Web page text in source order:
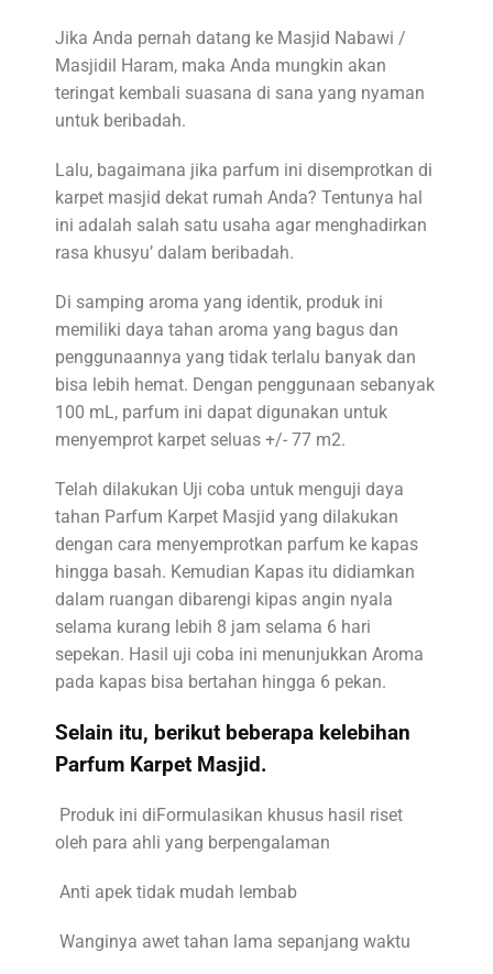
Jika Anda pernah datang ke Masjid Nabawi /
Masjidil Haram, maka Anda mungkin akan
teringat kembali suasana di sana yang nyaman
untuk beribadah.
Lalu, bagaimana jika parfum ini disemprotkan di
karpet masjid dekat rumah Anda? Tentunya hal
ini adalah salah satu usaha agar menghadirkan
rasa khusyu’ dalam beribadah.
Di samping aroma yang identik, produk ini
memiliki daya tahan aroma yang bagus dan
penggunaannya yang tidak terlalu banyak dan
bisa lebih hemat. Dengan penggunaan sebanyak
100 mL, parfum ini dapat digunakan untuk
menyemprot karpet seluas +/- 77 m2.
Telah dilakukan Uji coba untuk menguji daya
tahan Parfum Karpet Masjid yang dilakukan
dengan cara menyemprotkan parfum ke kapas
hingga basah. Kemudian Kapas itu didiamkan
dalam ruangan dibarengi kipas angin nyala
selama kurang lebih 8 jam selama 6 hari
sepekan. Hasil uji coba ini menunjukkan Aroma
pada kapas bisa bertahan hingga 6 pekan.
Selain itu, berikut beberapa kelebihan
Parfum Karpet Masjid.
Produk ini diFormulasikan khusus hasil riset
oleh para ahli yang berpengalaman
Anti apek tidak mudah lembab
Wanginya awet tahan lama sepanjang waktu